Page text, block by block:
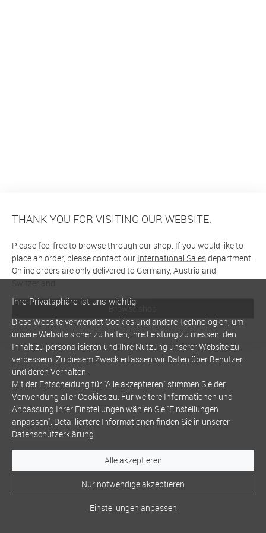
THANK YOU FOR VISITING OUR WEBSITE.
Please feel free to browse through our shop. If you would like to
place an order, please contact our International Salesdepartment.
Online orders are only delivered to Germany, Austria and
Switzerland
Browse shop
Ihre Privatsphäre ist uns wichtig
Diese Website verwendet Cookies und andere Technologien, um
unsere Website sicher zu halten, ihre Leistung zu messen, den
Inhalt zu personalisieren und Ihre Nutzung unserer Website zu
verbessern. Zu diesem Zweck erfassen wir Daten über Benutzer
und deren Verhalten.
Mit der Entscheidung für "Alle akzeptieren" stimmen Sie der
Verwendung aller Cookies zu. Für weitere Informationen und
Anpassung Ihrer Einstellungen wählen Sie "Einstellungen
anpassen". Detailliertere Informationen finden Sie in unserer
Datenschutzerklärung.
Alle akzeptieren
Nur notwendige akzeptieren
Einstellungen anpassen